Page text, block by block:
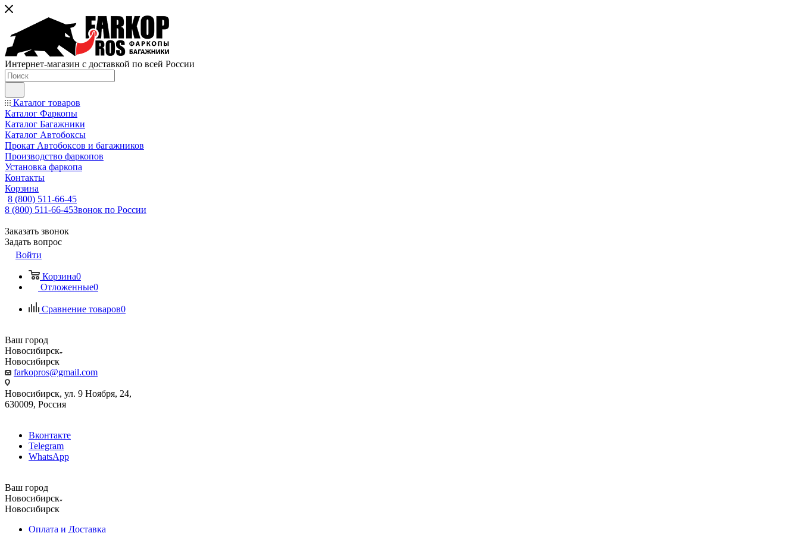
Интернет-магазин с доставкой по всей России
Каталог товаров
Каталог Фаркопы
Каталог Багажники
Каталог Автобоксы
Прокат Автобоксов и багажников
Производство фаркопов
Установка фаркопа
Контакты
Корзина
8 (800) 511-66-45
8 (800) 511-66-45Звонок по России
Заказать звонок
Задать вопрос
Войти
Корзина0
Отложенные0
Сравнение товаров0
Ваш город
Новосибирск
Новосибирск
farkopros@gmail.com
Новосибирск, ул. 9 Ноября, 24,
630009, Россия
Вконтакте
Telegram
WhatsApp
Ваш город
Новосибирск
Новосибирск
Оплата и Доставка